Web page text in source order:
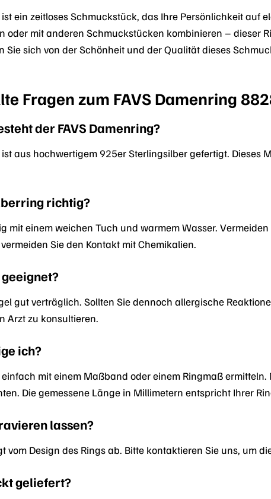
ein zeitloses Schmuckstück, das Ihre Persönlichkeit auf
oder mit anderen Schmuckstücken kombinieren – dieser
Sie sich von der Schönheit und der Qualität dieses
Fragen zum FAVS Damenring
der FAVS Damenring?
aus hochwertigem 925er Sterlingsilber gefertigt.
richtig?
mit einem weichen Tuch und warmem Wasser.
Sie den Kontakt mit Chemikalien.
gut verträglich. Sollten Sie dennoch allergische
Arzt zu konsultieren.
ich?
mit einem Maßband oder einem Ringmaß
Die gemessene Länge in Millimetern entspricht Ihrer
lassen?
vom Design des Rings ab. Bitte kontaktieren Sie uns, um
geliefert?